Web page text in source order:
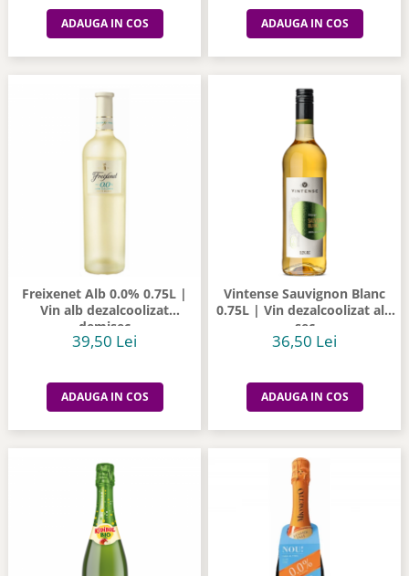
ADAUGA IN COS ADAUGA IN COS
Freixenet Alb 0.0% 0.75L |
Vin alb dezalcoolizat
demisec
39,50 Lei
ADAUGA IN COS
Vintense Sauvignon Blanc
0.75L | Vin dezalcoolizat alb
sec
36,50 Lei
ADAUGA IN COS